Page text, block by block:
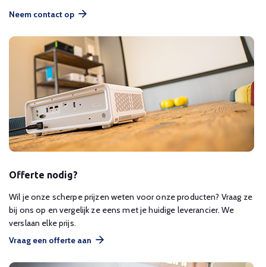
Neem contact op
Offerte nodig?
Wil je onze scherpe prijzen weten voor onze producten? Vraag ze
bij ons op en vergelijk ze eens met je huidige leverancier. We
verslaan elke prijs.
Vraag een offerte aan